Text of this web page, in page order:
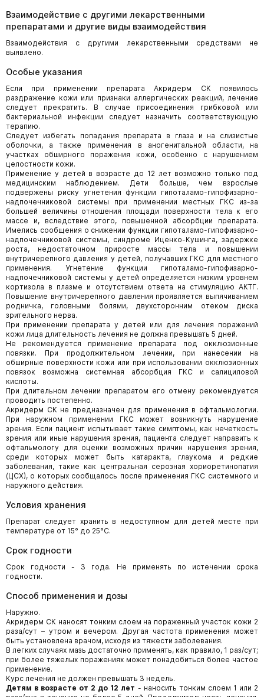
Взаимодействие с другими лекарственными
препаратами и другие виды взаимодействия
Взаимодействия с другими лекарственными средствами не
выявлено.
Особые указания
Если при применении препарата Акридерм СК появилось
раздражение кожи или признаки аллергических реакций, лечение
следует прекратить. В случае присоединения грибковой или
бактериальной инфекции следует назначить соответствующую
терапию.
Следует избегать попадания препарата в глаза и на слизистые
оболочки, а также применения в аногенитальной области, на
участках обширного поражения кожи, особенно с нарушением
целостности кожи.
Применение у детей в возрасте до 12 лет возможно только под
медицинским наблюдением. Дети больше, чем взрослые
подвержены риску угнетения функции гипоталамо-гипофизарно-
надпочечниковой системы при применении местных ГКС из-за
большей величины отношения площади поверхности тела к его
массе и, вследствие этого, повышенной абсорбции препарата.
Имелись сообщения о снижении функции гипоталамо-гипофизарно-
надпочечниковой системы, синдроме Иценко-Кушинга, задержке
роста, недостаточном приросте массы тела и повышении
внутричерепного давления у детей, получавших ГКС для местного
применения. Угнетение функции гипоталамо-гипофизарно-
надпочечниковой системы у детей определяется низким уровнем
кортизола в плазме и отсутствием ответа на стимуляцию АКТГ.
Повышение внутричерепного давления проявляется выпячиванием
родничка, головными болями, двухсторонним отеком диска
зрительного нерва.
При применении препарата у детей или для лечения поражений
кожи лица длительность лечения не должна превышать 5 дней.
Не рекомендуется применение препарата под окклюзионные
повязки. При продолжительном лечении, при нанесении на
обширные поверхности кожи или при использовании окклюзионных
повязок возможна системная абсорбция ГКС и салициловой
кислоты.
При длительном лечении препаратом его отмену рекомендуется
проводить постепенно.
Акридерм СК не предназначен для применения в офтальмологии.
При наружном применении ГКС может возникнуть нарушение
зрения. Если пациент испытывает такие симптомы, как нечеткость
зрения или иные нарушения зрения, пациента следует направить к
офтальмологу для оценки возможных причин нарушения зрения,
среди которых может быть катаракта, глаукома и редкие
заболевания, такие как центральная серозная хориоретинопатия
(ЦСХ), о которых сообщалось после применения ГКС системного и
наружного действия.
Условия хранения
Препарат следует хранить в недоступном для детей месте при
температуре от 15° до 25°С.
Срок годности
Срок годности - 3 года. Не применять по истечении срока
годности.
Способ применения и дозы
Наружно.
Акридерм СК наносят тонким слоем на пораженный участок кожи 2
раза/сут – утром и вечером. Другая частота применения может
быть установлена врачом, исходя из тяжести заболевания.
В легких случаях мазь достаточно применять, как правило, 1 раз/сут;
при более тяжелых поражениях может понадобиться более частое
применение.
Курс лечения не должен превышать 3 недель.
Детям в возрасте от 2 до 12 лет - наносить тонким слоем 1 или 2